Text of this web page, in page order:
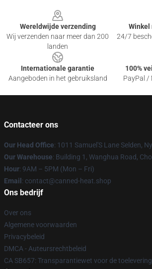
Wereldwijde verzending
Wij verzenden naar meer dan 200
landen
Winkel
24/7
Internationale garantie
Aangeboden in het gebruiksland
100%
PayPal /
Contacteer ons
Our Head Office: 1011 Samuel'S Lane Selden,
Our Warehouse: Building 1, Wanghua Road,
Hour: 9AM – 5PM (Mon – Fri)
Email : contact@canned-heat.shop
Ons bedrijf
Over ons
Algemene voorwaarden
Privacybeleid
DMCA - Auteursrechtbeleid
CA SB657: Transparantiewet voor de